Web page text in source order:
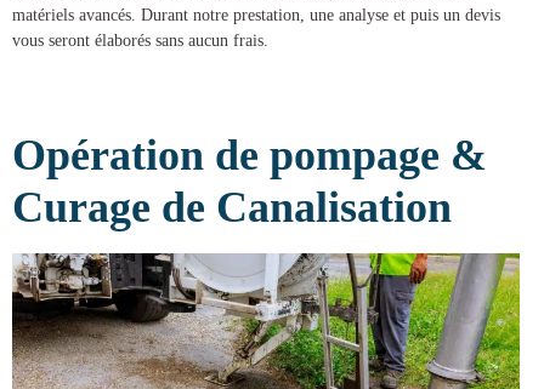
matériels avancés. Durant notre prestation, une analyse et puis un devis
vous seront élaborés sans aucun frais.
Opération de pompage &
Curage de Canalisation